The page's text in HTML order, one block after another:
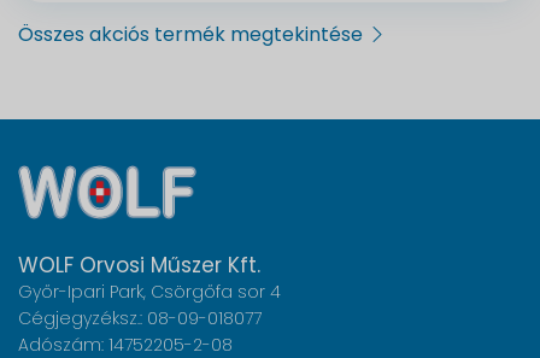
Összes akciós termék megtekintése
WOLF Orvosi Műszer Kft.
Győr-Ipari Park, Csörgőfa sor 4
Cégjegyzéksz.: 08-09-018077
Adószám: 14752205-2-08